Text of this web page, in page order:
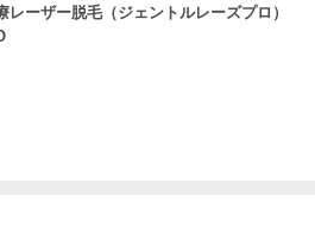
レーザー脱毛（ジェントルレーズプロ）